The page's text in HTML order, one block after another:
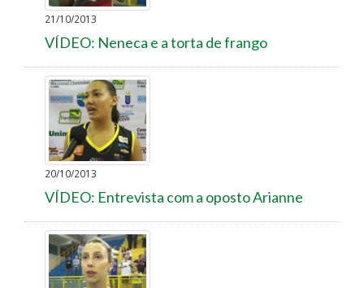
21/10/2013
VÍDEO: Neneca e a torta de frango
20/10/2013
VÍDEO: Entrevista com a oposto Arianne